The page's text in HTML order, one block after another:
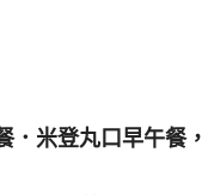
．米登丸口早午餐